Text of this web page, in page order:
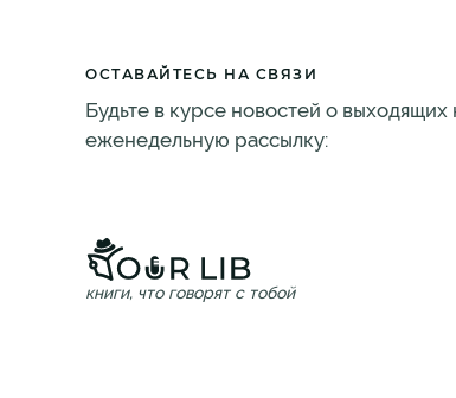
ОСТАВАЙТЕСЬ НА СВЯЗИ
Будьте в курсе новостей о
еженедельную рассылку:
книги, что говорят с тобой